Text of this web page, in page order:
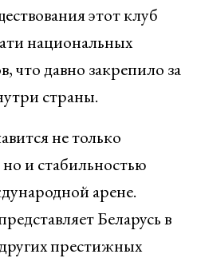
этот клуб
национальных
что давно закрепило за
страны.
не только
и стабильностью
арене.
Беларусь в
престижных